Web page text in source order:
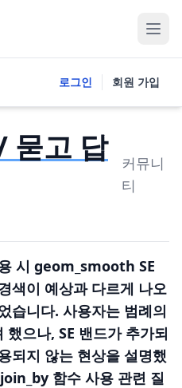
로그인 회원 가입
묻고 답
커뮤니
티
시 geom_smooth SE
색이 예상과 다르게 나오
습니다. 사용자는 범례의
으나, SE 밴드가 추가되
되지 않는 현상을 설명했
함수 사용 관련 질